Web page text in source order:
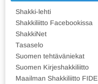
Shakki-lehti
Shakkiliitto Facebookissa
ShakkiNet
Tasaselo
Suomen tehtäväniekat
Suomen Kirjeshakkiliitto
Maailman Shakkiliitto FIDE